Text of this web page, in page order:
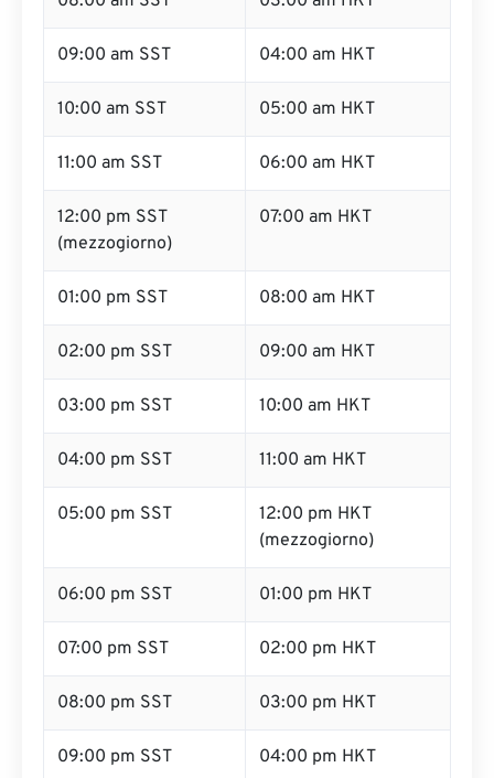
09:00 am SST 04:00 am HKT
10:00 am SST 05:00 am HKT
11:00 am SST 06:00 am HKT
12:00 pm SST
(mezzogiorno)
07:00 am HKT
01:00 pm SST 08:00 am HKT
02:00 pm SST 09:00 am HKT
03:00 pm SST 10:00 am HKT
04:00 pm SST 11:00 am HKT
05:00 pm SST
12:00 pm HKT
(mezzogiorno)
06:00 pm SST 01:00 pm HKT
07:00 pm SST 02:00 pm HKT
08:00 pm SST 03:00 pm HKT
09:00 pm SST 04:00 pm HKT